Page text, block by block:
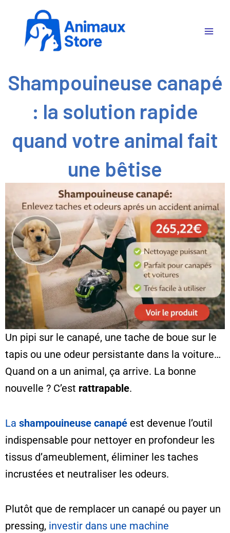
contenu
Shampouineuse canapé
: la solution rapide
quand votre animal fait
une bêtise
Un pipi sur le canapé, une tache de boue sur le
tapis ou une odeur persistante dans la voiture…
Quand on a un animal, ça arrive. La bonne
nouvelle ? C’est rattrapable.
La shampouineuse canapé est devenue l’outil
indispensable pour nettoyer en profondeur les
tissus d’ameublement, éliminer les taches
incrustées et neutraliser les odeurs.
Plutôt que de remplacer un canapé ou payer un
pressing, investir dans une machine